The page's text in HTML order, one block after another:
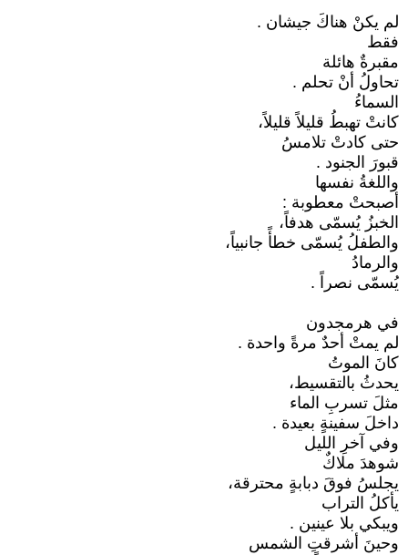
لم يكنْ هناكَ جيشان .
فقط
مقبرةٌ هائلة
تحاولُ أنْ تحلم .
السماءُ
كانتْ تهبطُ قليلاً قليلاً،
حتى كادتْ تلامسُ
قبورَ الجنود .
واللغةُ نفسها
أصبحتْ معطوبة :
الخبزُ يُسمّى هدفاً،
والطفلُ يُسمّى خطأً جانبياً،
والرمادُ
يُسمّى نصراً .
في هرمجدون
لم يمتْ أحدٌ مرةً واحدة .
كانَ الموتُ
يحدثُ بالتقسيط،
مثلَ تسربِ الماء
داخلَ سفينةٍ بعيدة .
وفي آخرِ الليل
شوهدَ ملاكٌ
يجلسُ فوقَ دبابةٍ محترقة،
يأكلُ التراب
ويبكي بلا عينين .
وحينَ أشرقتِ الشمس